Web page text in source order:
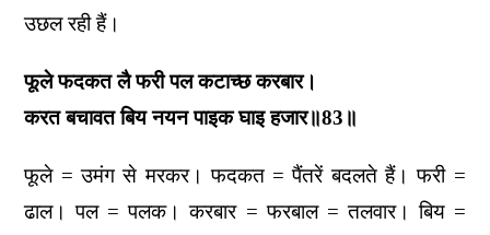
उछल रही हैं।
फूले फदकत लै फरी पल कटाच्छ करबार।
करत बचावत बिय नयन पाइक घाइ हजार॥83॥
फूले = उमंग से मरकर। फदकत = पैंतरें बदलते हैं। फरी =
ढाल। पल = पलक। करबार = फरबाल = तलवार। बिय =